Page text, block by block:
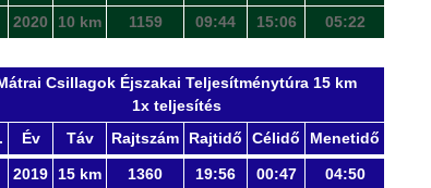
2020 10 km 1159 09:44 15:06 05:22
Csillagok Éjszakai Teljesítménytúra 15 km
1x teljesítés
Év Táv Rajtszám Rajtidő Célidő Menetidő
2019 15 km 1360 19:56 00:47 04:50